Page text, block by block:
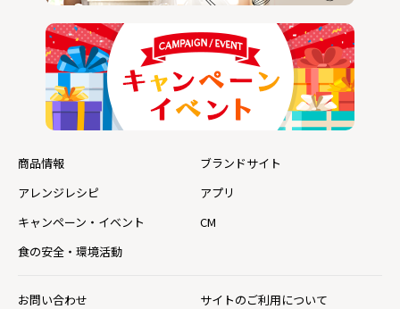
商品情報
ブランドサイト
アレンジレシピ
アプリ
キャンペーン・イベント
CM
食の安全・環境活動
お問い合わせ
サイトのご利用について